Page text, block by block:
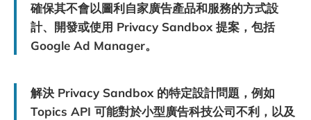
確保其不會以圖利自家廣告產品和服務的方式設
計、開發或使用 Privacy Sandbox 提案，包括
Google Ad Manager。
解決 Privacy Sandbox 的特定設計問題，例如
Topics API 可能對於小型廣告科技公司不利，以及